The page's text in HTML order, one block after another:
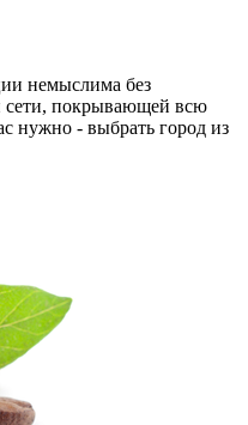
немыслима без
сети, покрывающей всю
нужно - выбрать город из